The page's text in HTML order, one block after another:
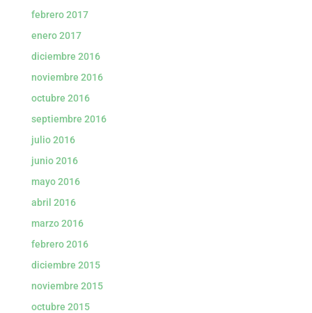
febrero 2017
enero 2017
diciembre 2016
noviembre 2016
octubre 2016
septiembre 2016
julio 2016
junio 2016
mayo 2016
abril 2016
marzo 2016
febrero 2016
diciembre 2015
noviembre 2015
octubre 2015